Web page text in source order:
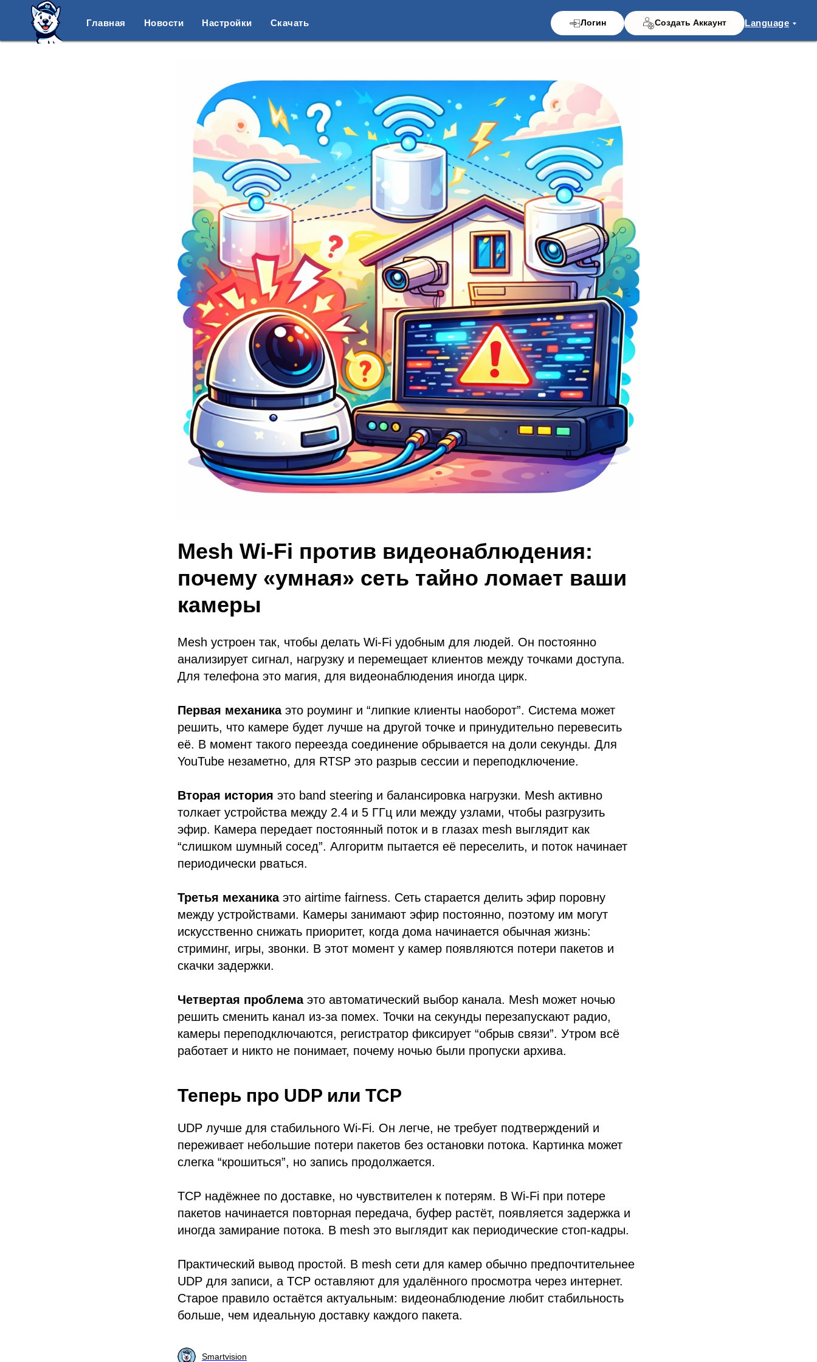
Главная Новости Настройки Скачать Логин Создать Аккаунт Language
Mesh Wi-Fi против видеонаблюдения:
почему «умная» сеть тайно ломает ваши
камеры
Mesh устроен так, чтобы делать Wi-Fi удобным для людей. Он постоянно
анализирует сигнал, нагрузку и перемещает клиентов между точками доступа.
Для телефона это магия, для видеонаблюдения иногда цирк.
Первая механикаэто роуминг и “липкие клиенты наоборот”. Система может
решить, что камере будет лучше на другой точке и принудительно перевесить
её. В момент такого переезда соединение обрывается на доли секунды. Для
YouTube незаметно, для RTSP это разрыв сессии и переподключение.
Вторая история это band steering и балансировка нагрузки. Mesh активно
толкает устройства между 2.4 и 5 ГГц или между узлами, чтобы разгрузить
эфир. Камера передает постоянный поток и в глазах mesh выглядит как
“слишком шумный сосед”. Алгоритм пытается её переселить, и поток начинает
периодически рваться.
Третья механика это airtime fairness. Сеть старается делить эфир поровну
между устройствами. Камеры занимают эфир постоянно, поэтому им могут
искусственно снижать приоритет, когда дома начинается обычная жизнь:
стриминг, игры, звонки. В этот момент у камер появляются потери пакетов и
скачки задержки.
Четвертая проблемаэто автоматический выбор канала. Mesh может ночью
решить сменить канал из-за помех. Точки на секунды перезапускают радио,
камеры переподключаются, регистратор фиксирует “обрыв связи”. Утром всё
работает и никто не понимает, почему ночью были пропуски архива.
Теперь про UDP или TCP
UDP лучше для стабильного Wi-Fi. Он легче, не требует подтверждений и
переживает небольшие потери пакетов без остановки потока. Картинка может
слегка “крошиться”, но запись продолжается.
TCP надёжнее по доставке, но чувствителен к потерям. В Wi-Fi при потере
пакетов начинается повторная передача, буфер растёт, появляется задержка и
иногда замирание потока. В mesh это выглядит как периодические стоп-кадры.
Практический вывод простой. В mesh сети для камер обычно предпочтительнее
UDP для записи, а TCP оставляют для удалённого просмотра через интернет.
Старое правило остаётся актуальным: видеонаблюдение любит стабильность
больше, чем идеальную доставку каждого пакета.
Smartvision